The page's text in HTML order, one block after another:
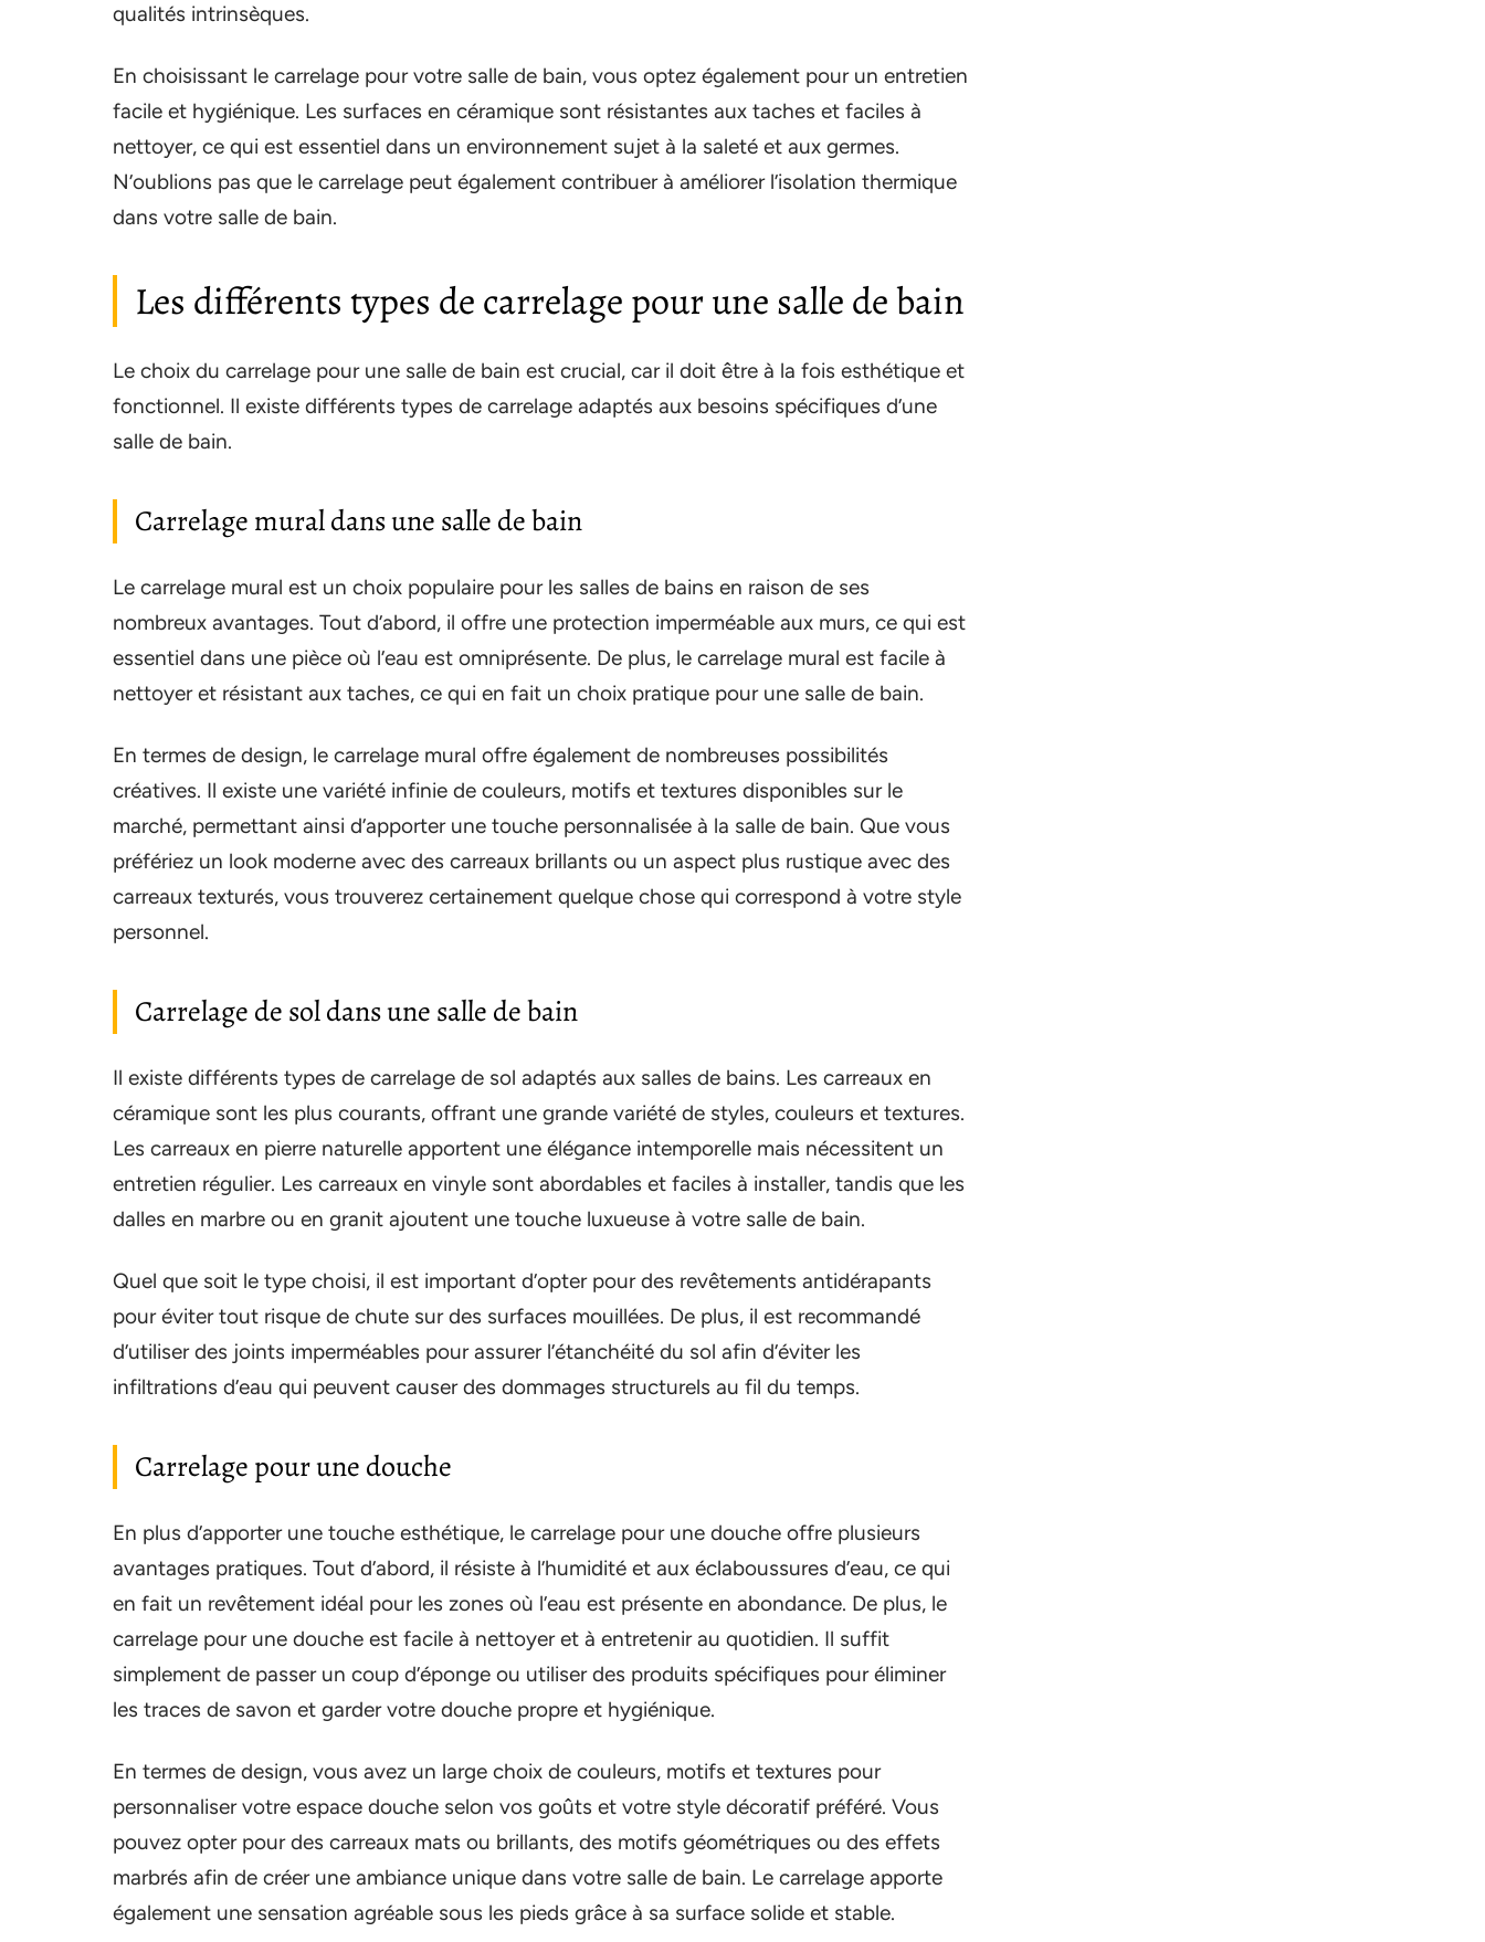
qualités intrinsèques.
En choisissant le carrelage pour votre salle de bain, vous optez également pour un entretien
facile et hygiénique. Les surfaces en céramique sont résistantes aux taches et faciles à
nettoyer, ce qui est essentiel dans un environnement sujet à la saleté et aux germes.
N’oublions pas que le carrelage peut également contribuer à améliorer l’isolation thermique
dans votre salle de bain.
Les différents types de carrelage pour une salle de bain
Le choix du carrelage pour une salle de bain est crucial, car il doit être à la fois esthétique et
fonctionnel. Il existe différents types de carrelage adaptés aux besoins spécifiques d’une
salle de bain.
Carrelage mural dans une salle de bain
Le carrelage mural est un choix populaire pour les salles de bains en raison de ses
nombreux avantages. Tout d’abord, il offre une protection imperméable aux murs, ce qui est
essentiel dans une pièce où l’eau est omniprésente. De plus, le carrelage mural est facile à
nettoyer et résistant aux taches, ce qui en fait un choix pratique pour une salle de bain.
En termes de design, le carrelage mural offre également de nombreuses possibilités
créatives. Il existe une variété infinie de couleurs, motifs et textures disponibles sur le
marché, permettant ainsi d’apporter une touche personnalisée à la salle de bain. Que vous
préfériez un look moderne avec des carreaux brillants ou un aspect plus rustique avec des
carreaux texturés, vous trouverez certainement quelque chose qui correspond à votre style
personnel.
Carrelage de sol dans une salle de bain
Il existe différents types de carrelage de sol adaptés aux salles de bains. Les carreaux en
céramique sont les plus courants, offrant une grande variété de styles, couleurs et textures.
Les carreaux en pierre naturelle apportent une élégance intemporelle mais nécessitent un
entretien régulier. Les carreaux en vinyle sont abordables et faciles à installer, tandis que les
dalles en marbre ou en granit ajoutent une touche luxueuse à votre salle de bain.
Quel que soit le type choisi, il est important d’opter pour des revêtements antidérapants
pour éviter tout risque de chute sur des surfaces mouillées. De plus, il est recommandé
d’utiliser des joints imperméables pour assurer l’étanchéité du sol afin d’éviter les
infiltrations d’eau qui peuvent causer des dommages structurels au fil du temps.
Carrelage pour une douche
En plus d’apporter une touche esthétique, le carrelage pour une douche offre plusieurs
avantages pratiques. Tout d’abord, il résiste à l’humidité et aux éclaboussures d’eau, ce qui
en fait un revêtement idéal pour les zones où l’eau est présente en abondance. De plus, le
carrelage pour une douche est facile à nettoyer et à entretenir au quotidien. Il suffit
simplement de passer un coup d’éponge ou utiliser des produits spécifiques pour éliminer
les traces de savon et garder votre douche propre et hygiénique.
En termes de design, vous avez un large choix de couleurs, motifs et textures pour
personnaliser votre espace douche selon vos goûts et votre style décoratif préféré. Vous
pouvez opter pour des carreaux mats ou brillants, des motifs géométriques ou des effets
marbrés afin de créer une ambiance unique dans votre salle de bain. Le carrelage apporte
également une sensation agréable sous les pieds grâce à sa surface solide et stable.